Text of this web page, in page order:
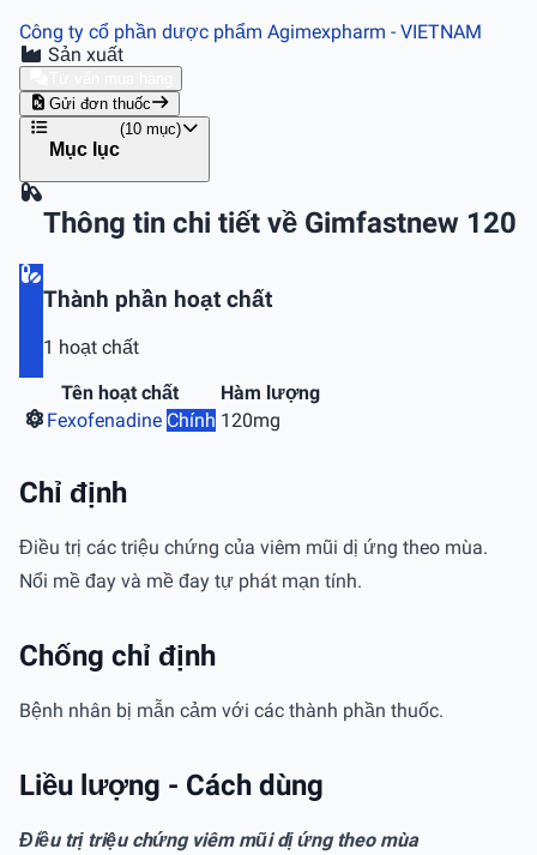
Công ty cổ phần dược phẩm Agimexpharm - VIETNAM
Sản xuất
Gửi đơn thuốc
Mục lục
(10 mục)
Thông tin chi tiết về Gimfastnew 120
Thành phần hoạt chất
1 hoạt chất
Tên hoạt chất
Hàm lượng
Fexofenadine Chính 120mg
Chỉ định
Điều trị các triệu chứng của viêm mũi dị ứng theo mùa.
Nổi mề đay và mề đay tự phát mạn tính.
Chống chỉ định
Bệnh nhân bị mẫn cảm với các thành phần thuốc.
Liều lượng - Cách dùng
Điều trị triệu chứng viêm mũi dị ứng theo mùa